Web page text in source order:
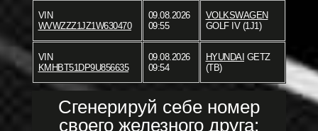
VIN
WVWZZZ1JZ1W630470
09.08.2026
09:55
VOLKSWAGEN
GOLF IV (1J1)
VIN
KMHBT51DP9U856635
09.08.2026
09:54
HYUNDAI GETZ
(TB)
Сгенерируй себе номер
своего железного друга: